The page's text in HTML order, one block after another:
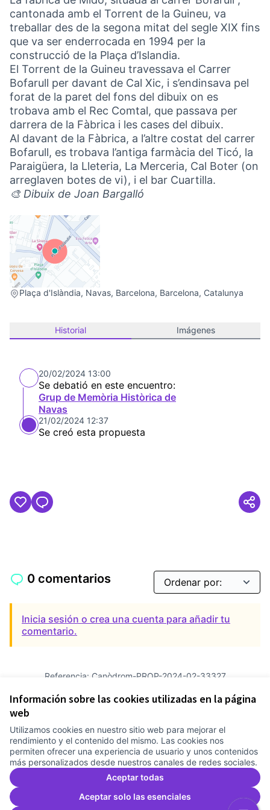
Información sobre las cookies utilizadas en la página
web
Utilizamos cookies en nuestro sitio web para mejorar el
rendimiento y el contenido del mismo. Las cookies nos
permiten ofrecer una experiencia de usuario y unos contenidos
más personalizados desde nuestros canales de redes sociales.
Aceptar todas
Aceptar solo las esenciales
cantonada amb el Torrent de la Guineu, va
treballar des de la segona mitat del segle XIX fins
que va ser enderrocada en 1994 per la
construcció de la Plaça d’Islandia.
El Torrent de la Guineu travessava el Carrer
Bofarull per davant de Cal Xic, i s’endinsava pel
forat de la paret del fons del dibuix on es
trobava amb el Rec Comtal, que passava per
darrera de la Fàbrica i les cases del dibuix.
Al davant de la Fàbrica, a l’altre costat del carrer
Bofarull, es trobava l’antiga farmàcia del Ticó, la
Paraigüera, la Lleteria, La Merceria, Cal Boter (on
arreglaven botes de vi), i el bar Cuartilla.
🎨 Dibuix de Joan Bargalló
Plaça d'Islàndia, Navas, Barcelona, Barcelona, Catalunya
(Link extern)
Historial Imágenes
20/02/2024 13:00
Se debatió en este encuentro:
Grup de Memòria Històrica de
Navas
21/02/2024 12:37
Se creó esta propuesta
0 comentarios
Inicia sesión o crea una cuenta para añadir tu
comentario.
Referencia: Canòdrom-PROP-2024-02-33327
Verificar huella digital
Términos y condiciones de uso
Configuración de cookies
Comunitat Canòdrom en Facebook
(Link extern)
Comunitat Canòdrom en Instagram
(Link extern)
Comunitat Canòdrom en YouTube
(Link extern)
Castellano
Triar la llenguaElegir el idiomaChoose language